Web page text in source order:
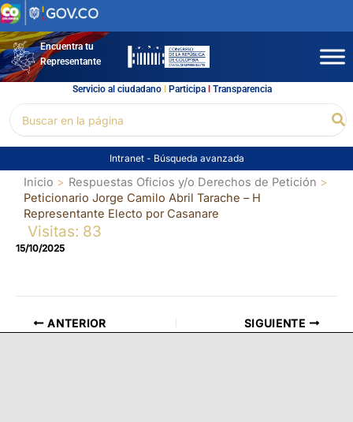
Ir
al
contenidoEncuentra tu
Representante
Servicio al ciudadano l Participal Transparencia
por:
Intranet - Búsqueda avanzada
Inicio
Respuestas Oficios y/o Derechos de Petición
Peticionario Jorge Camilo Abril Tarache – H
Representante Electo por Casanare
Visitas: 83
15/10/2025
ANTERIOR SIGUIENTE